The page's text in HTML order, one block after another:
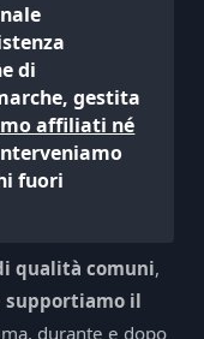
di
gestita
affiliati né
fuori
qualità comuni,
supportiamo il
durante e dopo